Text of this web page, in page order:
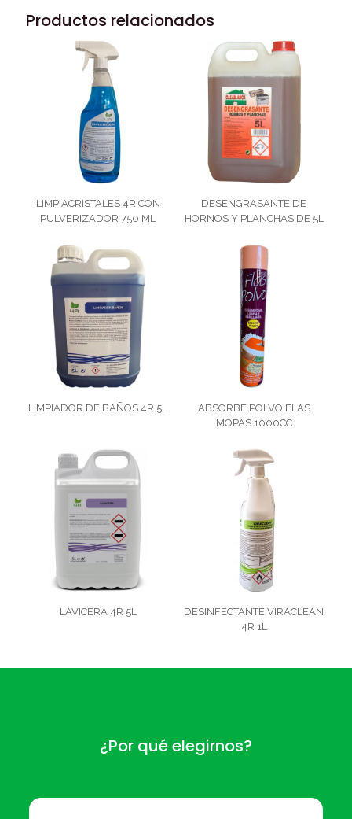
Productos relacionados
LIMPIACRISTALES 4R CON
PULVERIZADOR 750 ML
DESENGRASANTE DE
HORNOS Y PLANCHAS DE 5L
LIMPIADOR DE BAÑOS 4R 5L
ABSORBE POLVO FLAS
MOPAS 1000CC
LAVICERA 4R 5L
DESINFECTANTE VIRACLEAN
4R 1L
¿Por qué elegirnos?